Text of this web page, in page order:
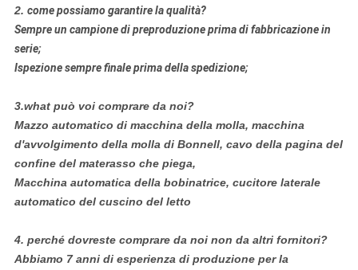
2. come possiamo garantire la qualità?
Sempre un campione di preproduzione prima di fabbricazione in
serie;
Ispezione sempre finale prima della spedizione;
3.what può voi comprare da noi?
Mazzo automatico di macchina della molla, macchina
d'avvolgimento della molla di Bonnell, cavo della pagina del
confine del materasso che piega,
Macchina automatica della bobinatrice, cucitore laterale
automatico del cuscino del letto
4. perché dovreste comprare da noi non da altri fornitori?
Abbiamo 7 anni di esperienza di produzione per la